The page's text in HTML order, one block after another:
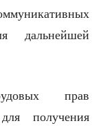
дальнейшей
прав
получения